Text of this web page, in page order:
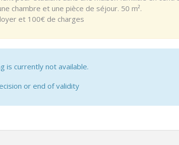
chambre et une pièce de séjour. 50 m².
et 100€ de charges
is currently not available.
or end of validity